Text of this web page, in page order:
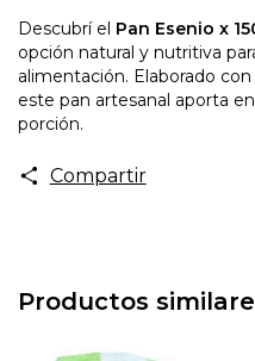
Descubrí el Pan Esenio x
opción natural y nutritiva
alimentación. Elaborado
este pan artesanal aporta
porción.
Compartir
Productos